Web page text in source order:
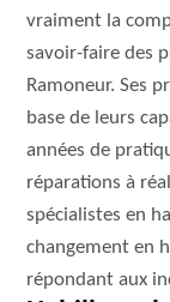
vraiment la
savoir-faire des
Ramoneur. Ses
base de leurs
années de
réparations à
spécialistes en
changement en
répondant aux